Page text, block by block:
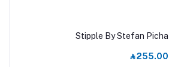
Stipple By Stefan Picha
‎⃁ 255.00